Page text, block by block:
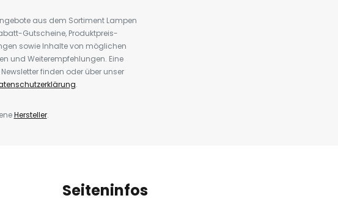
aus dem Sortiment Lampen
Gutscheine, Produktpreis-
sowie Inhalte von möglichen
und Weiterempfehlungen. Eine
finden oder über unser
.
Hersteller.
Seiteninfos